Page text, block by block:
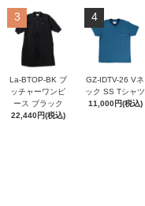
3
La-BTOP-BK ブ
ッチャーワンピ
ース ブラック
22,440円(税込)
4
GZ-IDTV-26 Vネ
ック SS Tシャツ
11,000円(税込)